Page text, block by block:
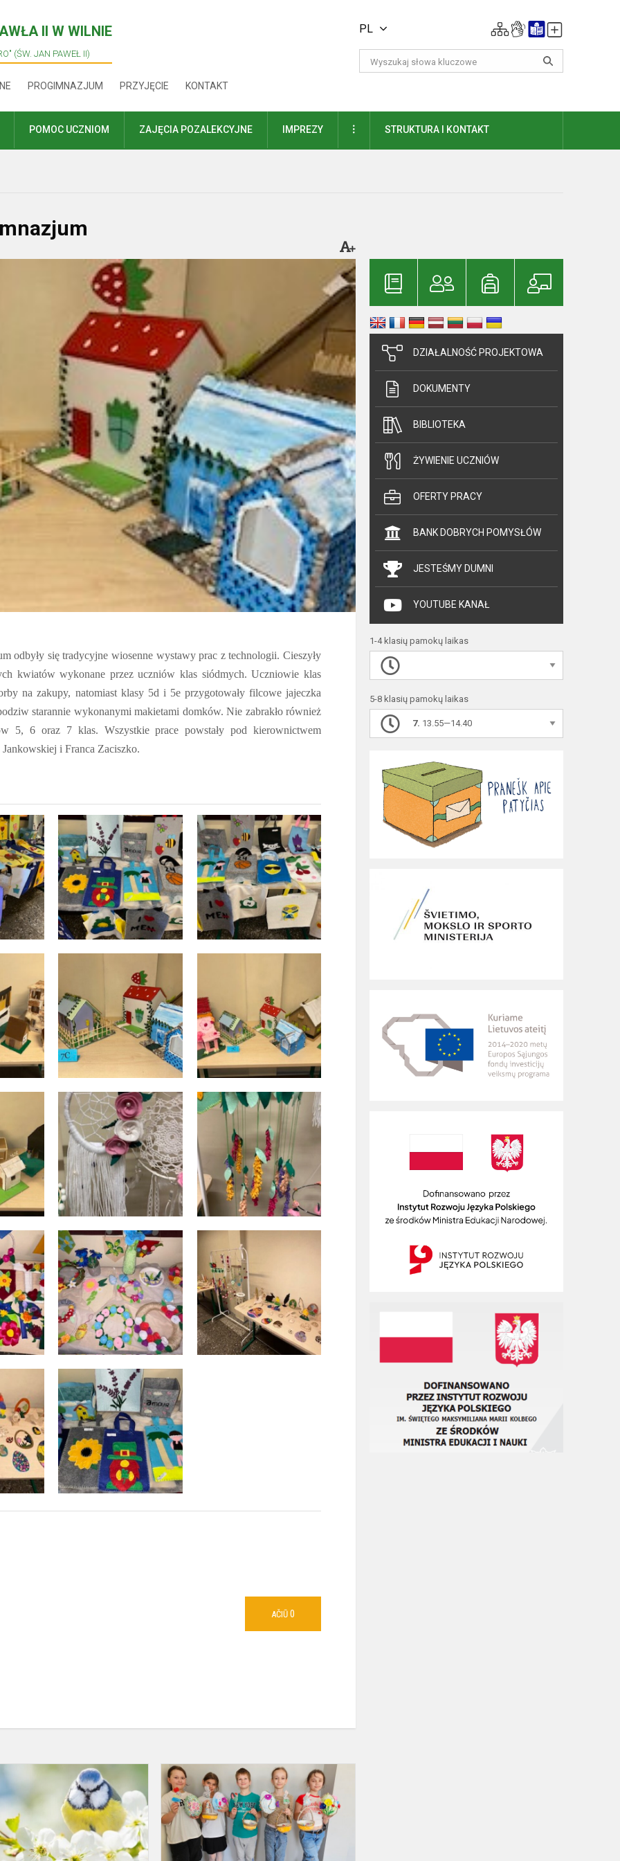
II W WILNIE
(ŚW. JAN PAWEŁ II)
PROGIMNAZJUM PRZYJĘCIE KONTAKT
PL
POMOC UCZNIOM ZAJĘCIA POZALEKCYJNE IMPREZY DAUGIAUSTRUKTURA I KONTAKT
odbyły się tradycyjne wiosenne wystawy prac z technologii. Cieszyły
kwiatów wykonane przez uczniów klas siódmych. Uczniowie klas
na zakupy, natomiast klasy 5d i 5e przygotowały filcowe jajeczka
starannie wykonanymi makietami domków. Nie zabrakło również
5, 6 oraz 7 klas. Wszystkie prace powstały pod kierownictwem
i Franca Zaciszko.
AČIŪ 0
Mokinių
kūrybinių
darbų
paroda
„Eilėraštis
apie
DZIAŁALNOŚĆ PROJEKTOWA
DOKUMENTY
BIBLIOTEKA
ŻYWIENIE UCZNIÓW
OFERTY PRACY
BANK DOBRYCH POMYSŁÓW
JESTEŚMY DUMNI
YOUTUBE KANAŁ
1-4 klasių pamokų laikas
5-8 klasių pamokų laikas
7. 13.55—14.40